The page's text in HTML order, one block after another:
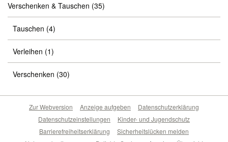
Verschenken & Tauschen (35)
Tauschen (4)
Verleihen (1)
Verschenken (30)
Zur Webversion Anzeige aufgeben
Datenschutzerklärung
Datenschutzeinstellungen
Kinder- und Jugendschutz
Barrierefreiheitserklärung
Sicherheitslücken melden